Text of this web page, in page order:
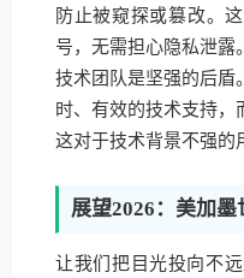
防止被窥探或篡改。
号，无需担心隐私泄露
技术团队是坚强的后盾
时、有效的技术支持，
这对于技术背景不强的
展望2026：美加
让我们把目光投向不